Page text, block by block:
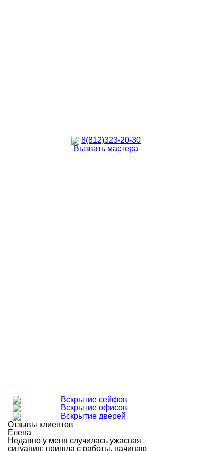
8(812)323-20-30
Вызвать мастера
Вскрытие сейфов
Вскрытие офисов
Вскрытие дверей
Отзывы клиентов
Елена
Недавно у меня случилась ужасная
ситуация: пришла с работы, начинаю